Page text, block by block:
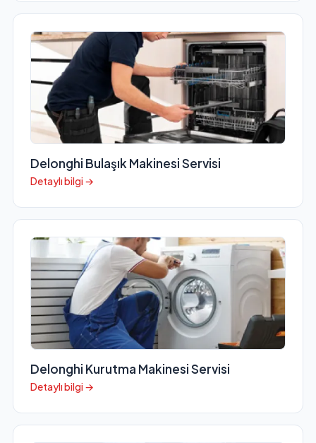
Delonghi Bulaşık Makinesi Servisi
Detaylı bilgi →
Delonghi Kurutma Makinesi Servisi
Detaylı bilgi →